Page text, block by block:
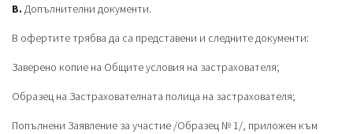
В. Допълнителни документи.
В офертите трябва да са представени и следните документи:
Заверено копие на Общите условия на застрахователя;
Образец на Застрахователната полица на застрахователя;
Попълнени Заявление за участие /Образец № 1/, приложен към